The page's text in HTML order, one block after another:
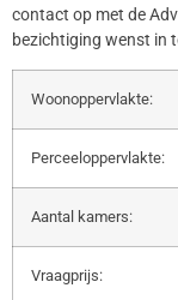
contact op met de
bezichtiging wenst in
Woonoppervlakte:
Perceeloppervlakte:
Aantal kamers:
Vraagprijs: